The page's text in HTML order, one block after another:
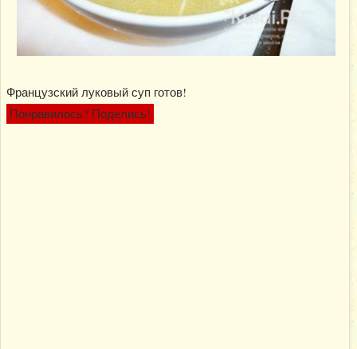
Французский луковый суп готов!
Понравилось? Поделись!